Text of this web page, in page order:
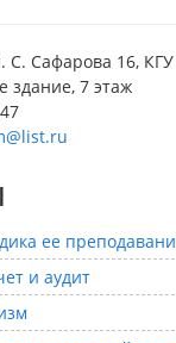
С. Сафарова 16,
здание, 7 этаж
ее
и аудит